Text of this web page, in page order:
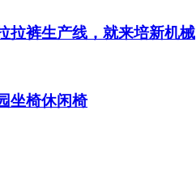
拉裤生产线，就来培新机械
坐椅休闲椅